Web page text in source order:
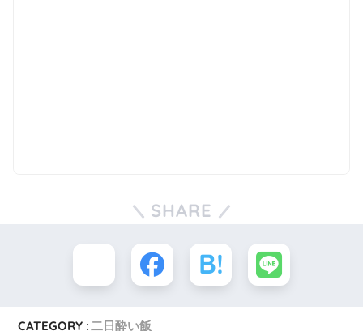
SHARE
CATEGORY :二日酔い飯